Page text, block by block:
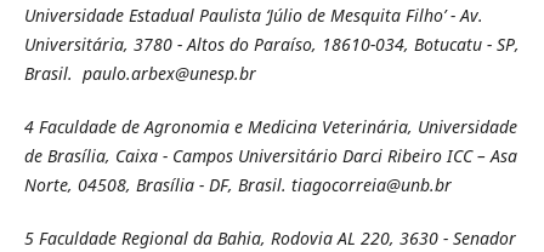
Universidade Estadual Paulista ‘Júlio de Mesquita Filho’ - Av.
Universitária, 3780 - Altos do Paraíso, 18610-034, Botucatu - SP,
Brasil. paulo.arbex@unesp.br
4 Faculdade de Agronomia e Medicina Veterinária, Universidade
de Brasília, Caixa - Campos Universitário Darci Ribeiro ICC – Asa
Norte, 04508, Brasília - DF, Brasil. tiagocorreia@unb.br
5 Faculdade Regional da Bahia, Rodovia AL 220, 3630 - Senador